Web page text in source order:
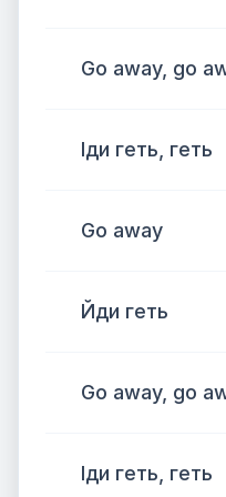
Go away, go
Іди геть, геть
Go away
Йди геть
Go away, go
Іди геть, геть